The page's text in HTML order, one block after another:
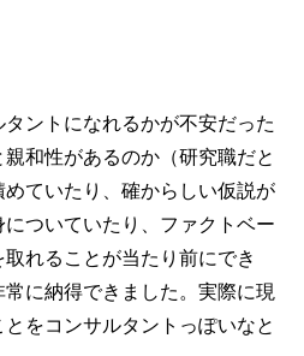
ントになれるかが不安だった
和性があるのか（研究職だと
ていたり、確からしい仮説が
ついていたり、ファクトベー
れることが当たり前にでき
に納得できました。実際に現
をコンサルタントっぽいなと